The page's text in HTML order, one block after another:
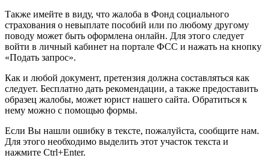
Также имейте в виду, что жалоба в Фонд социального
страхования о невыплате пособий или по любому другому
поводу может быть оформлена онлайн. Для этого следует
войти в личный кабинет на портале ФСС и нажать на кнопку
«Подать запрос».
Как и любой документ, претензия должна составляться как
следует. Бесплатно дать рекомендации, а также предоставить
образец жалобы, может юрист нашего сайта. Обратиться к
нему можно с помощью формы.
Если Вы нашли ошибку в тексте, пожалуйста, сообщите нам.
Для этого необходимо выделить этот участок текста и
нажмите Ctrl+Enter.